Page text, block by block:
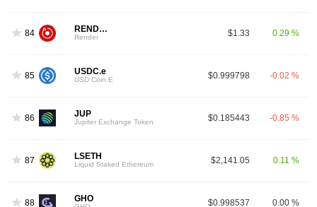
84 RENDER
Render $1.33 0.29 %
85 USDC.e
USD Coin.E $0.999798 -0.02 %
86 JUP
Jupiter Exchange Token $0.185443 -0.85 %
87 LSETH
Liquid Staked Ethereum $2,141.05 0.11 %
88 GHO $0.998537 0.00 %